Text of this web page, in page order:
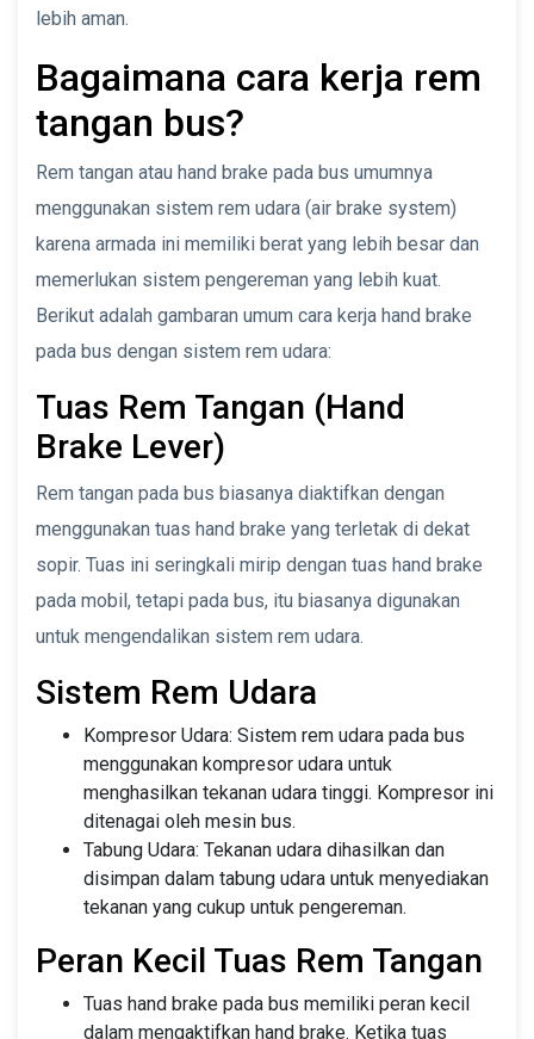
lebih aman.
Bagaimana cara kerja rem
tangan bus?
Rem tangan atau hand brake pada bus umumnya
menggunakan sistem rem udara (air brake system)
karena armada ini memiliki berat yang lebih besar dan
memerlukan sistem pengereman yang lebih kuat.
Berikut adalah gambaran umum cara kerja hand brake
pada bus dengan sistem rem udara:
Tuas Rem Tangan (Hand
Brake Lever)
Rem tangan pada bus biasanya diaktifkan dengan
menggunakan tuas hand brake yang terletak di dekat
sopir. Tuas ini seringkali mirip dengan tuas hand brake
pada mobil, tetapi pada bus, itu biasanya digunakan
untuk mengendalikan sistem rem udara.
Sistem Rem Udara
Kompresor Udara: Sistem rem udara pada bus
menggunakan kompresor udara untuk
menghasilkan tekanan udara tinggi. Kompresor ini
ditenagai oleh mesin bus.
Tabung Udara: Tekanan udara dihasilkan dan
disimpan dalam tabung udara untuk menyediakan
tekanan yang cukup untuk pengereman.
Peran Kecil Tuas Rem Tangan
Tuas hand brake pada bus memiliki peran kecil
dalam mengaktifkan hand brake. Ketika tuas